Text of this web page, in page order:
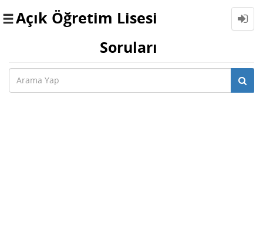
Toggle
Açık Öğretim Lisesi
Soruları